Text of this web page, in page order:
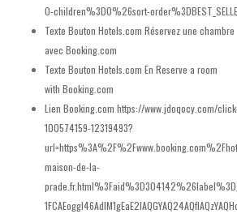
0-children%3D0%26sort-
Texte Bouton Hotels.com Réservez une chambre
avec Booking.com
Texte Bouton Hotels.com En Reserve a room
with Booking.com
Lien Booking.com https://www.jdoqocy.com/
100574159-12319493?
maison-de-la-